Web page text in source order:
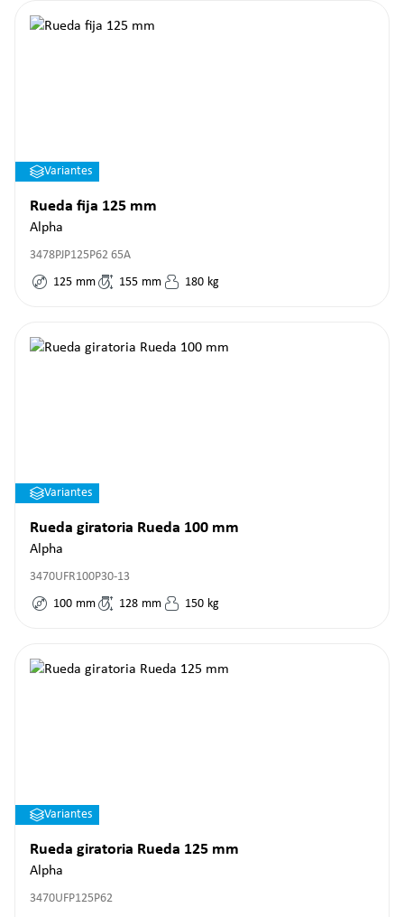
Variantes
Rueda fija 125 mm
Alpha
3478PJP125P62 65A
125 mm 155 mm 180 kg
Variantes
Rueda giratoria Rueda 100 mm
Alpha
3470UFR100P30-13
100 mm 128 mm 150 kg
Variantes
Rueda giratoria Rueda 125 mm
Alpha
3470UFP125P62